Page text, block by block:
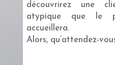
découvrirez une
atypique que le
accueillera.
Alors, qu’attendez-